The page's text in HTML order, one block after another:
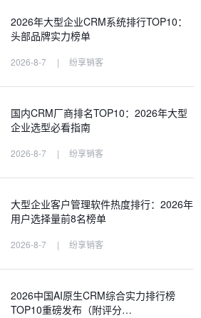
2026年大型企业CRM系统排行TOP10：
头部品牌实力榜单
2026-8-7 | 纷享销客
国内CRM厂商排名TOP10：2026年大型
企业选型必看指南
2026-8-7 | 纷享销客
大型企业客户管理软件热度排行：2026年
用户选择量前8名榜单
2026-8-7 | 纷享销客
2026中国AI原生CRM综合实力排行榜
TOP10重磅发布（附评分…